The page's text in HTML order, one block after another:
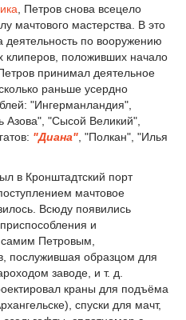
, Петров снова всецело
мачтового мастерства. В это
деятельность по вооружению
клиперов, положивших начало
принимал деятельное
раньше усердно
"Ингерманландия",
Азова", "Сысой Великий",
"Диана" , "Полкан", "Илья
в Кронштадтский порт
мачтовое
Всюду появились
и
Петровым,
послужившая образцом для
заводе, и т. д.
краны для подъёма
спуски для мачт,